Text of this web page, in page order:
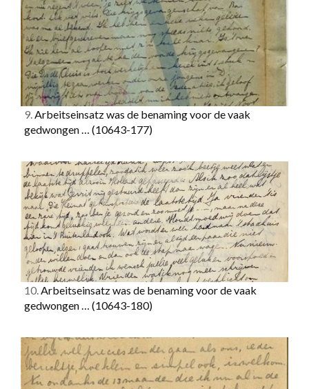
9.Arbeitseinsatz was de benaming voor de vaak
gedwongen … (10643-177)
10.Arbeitseinsatz was de benaming voor de vaak
gedwongen … (10643-180)